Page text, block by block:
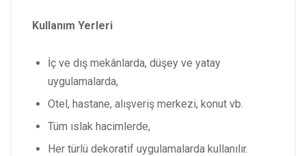
Kullanım Yerleri
İç ve dış mekânlarda, düşey ve yatay
uygulamalarda,
Otel, hastane, alışveriş merkezi, konut vb.
Tüm ıslak hacimlerde,
Her türlü dekoratif uygulamalarda kullanılır.